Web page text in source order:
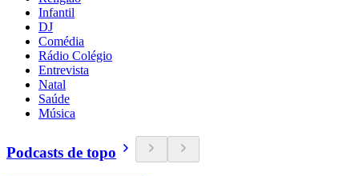
Infantil
DJ
Comédia
Rádio Colégio
Entrevista
Natal
Saúde
Música
Podcasts de topo